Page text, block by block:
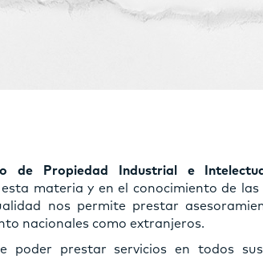
de Propiedad Industrial e
materia y en el conocimiento de las
nos permite prestar
nacionales como extranjeros.
poder prestar servicios en todos